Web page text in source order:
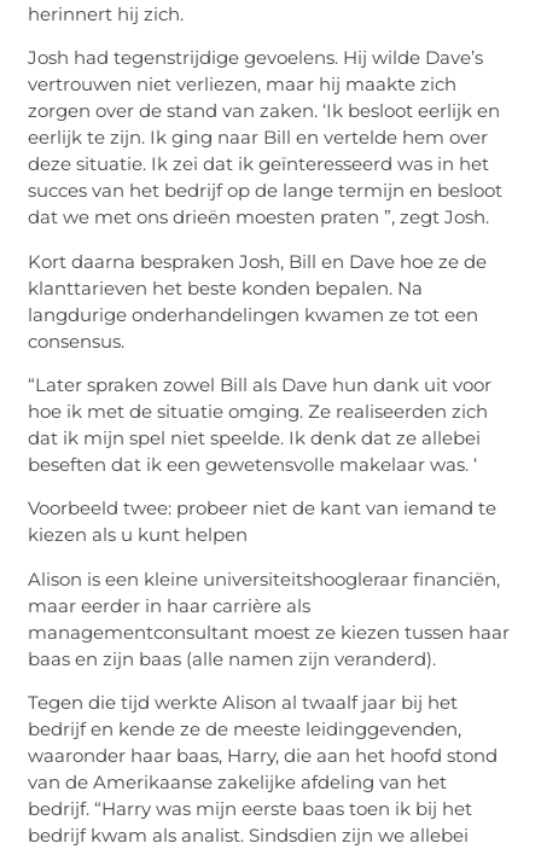
herinnert hij zich.
Josh had tegenstrijdige gevoelens. Hij wilde Dave’s
vertrouwen niet verliezen, maar hij maakte zich
zorgen over de stand van zaken. ‘Ik besloot eerlijk en
eerlijk te zijn. Ik ging naar Bill en vertelde hem over
deze situatie. Ik zei dat ik geïnteresseerd was in het
succes van het bedrijf op de lange termijn en besloot
dat we met ons drieën moesten praten ”, zegt Josh.
Kort daarna bespraken Josh, Bill en Dave hoe ze de
klanttarieven het beste konden bepalen. Na
langdurige onderhandelingen kwamen ze tot een
consensus.
“Later spraken zowel Bill als Dave hun dank uit voor
hoe ik met de situatie omging. Ze realiseerden zich
dat ik mijn spel niet speelde. Ik denk dat ze allebei
beseften dat ik een gewetensvolle makelaar was. ‘
Voorbeeld twee: probeer niet de kant van iemand te
kiezen als u kunt helpen
Alison is een kleine universiteitshoogleraar financiën,
maar eerder in haar carrière als
managementconsultant moest ze kiezen tussen haar
baas en zijn baas (alle namen zijn veranderd).
Tegen die tijd werkte Alison al twaalf jaar bij het
bedrijf en kende ze de meeste leidinggevenden,
waaronder haar baas, Harry, die aan het hoofd stond
van de Amerikaanse zakelijke afdeling van het
bedrijf. “Harry was mijn eerste baas toen ik bij het
bedrijf kwam als analist. Sindsdien zijn we allebei